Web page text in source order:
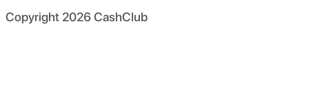
Copyright 2026CashClub